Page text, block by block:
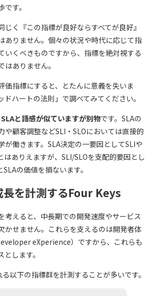
す。
じく『この指標が良好ならすべてが良好』
ありません。個々の状況や時代に応じて指
いくべきものですから、指標を絶対視する
はありません。
価指標にすると、とたんに意義を失いま
ドハートの法則」で調べてみてください。
と語感が似ていますが別物です。SLAの
や顧客調整などSLI・SLOにおいては直接的
が働きます。SLA決定の一要因としてSLIや
はありえますが、SLI/SLOを支配的要因とし
の価値を損ないます。
を計測するFour Keys
考えると、中長期での開発速度やサービス
かせません。これらを支えるのは開発者体
eXperience）ですから、これらも
します。
以下の指標群を計測することが多いです。